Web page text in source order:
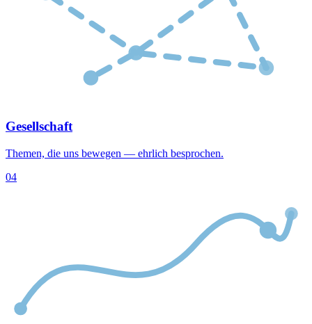
Gesellschaft
Themen, die uns bewegen — ehrlich besprochen.
04